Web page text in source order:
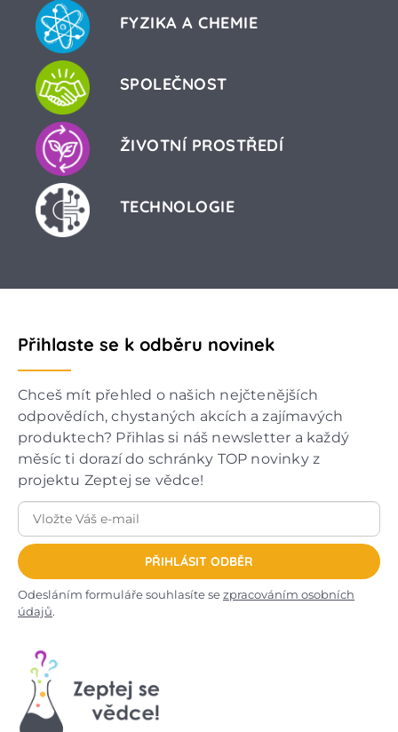
FYZIKA A CHEMIE
SPOLEČNOST
ŽIVOTNÍ PROSTŘEDÍ
TECHNOLOGIE
Přihlaste se k odběru novinek
Chceš mít přehled o našich nejčtenějších
odpovědích, chystaných akcích a zajímavých
produktech? Přihlas si náš newsletter a každý
měsíc ti dorazí do schránky TOP novinky z
projektu Zeptej se vědce!
PŘIHLÁSIT ODBĚR
Odesláním formuláře souhlasíte sezpracováním osobních
údajů.